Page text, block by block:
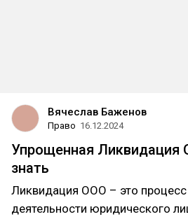
Вячеслав Баженов
Право 16.12.2024
Упрощенная Ликвидация
знать
Ликвидация ООО – это
деятельности юридического